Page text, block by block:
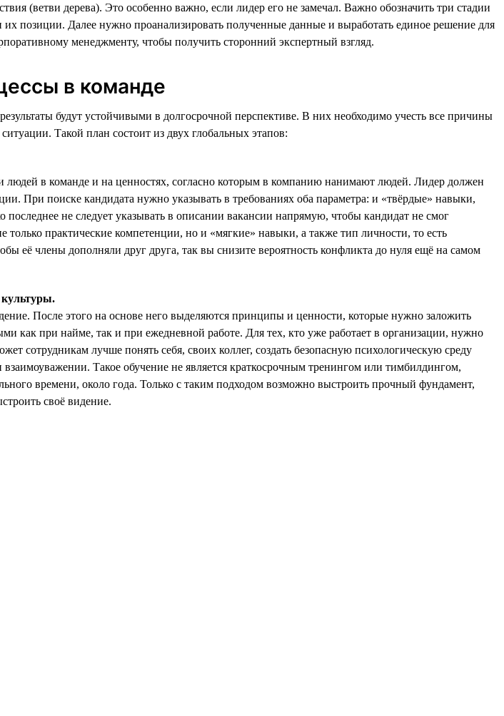
(ветви дерева). Это особенно важно, если лидер его не замечал. Важно обозначить три стадии
позиции. Далее нужно проанализировать полученные данные и выработать единое решение для
менеджменту, чтобы получить сторонний экспертный взгляд.
в команде
будут устойчивыми в долгосрочной перспективе. В них необходимо учесть все причины
Такой план состоит из двух глобальных этапов:
людей в команде и на ценностях, согласно которым в компанию нанимают людей. Лидер должен
При поиске кандидата нужно указывать в требованиях оба параметра: и «твёрдые» навыки,
не следует указывать в описании вакансии напрямую, чтобы кандидат не смог
практические компетенции, но и «мягкие» навыки, а также тип личности, то есть
её члены дополняли друг друга, так вы снизите вероятность конфликта до нуля ещё на самом
После этого на основе него выделяются принципы и ценности, которые нужно заложить
как при найме, так и при ежедневной работе. Для тех, кто уже работает в организации, нужно
сотрудникам лучше понять себя, своих коллег, создать безопасную психологическую среду
Такое обучение не является краткосрочным тренингом или тимбилдингом,
времени, около года. Только с таким подходом возможно выстроить прочный фундамент,
своё видение.